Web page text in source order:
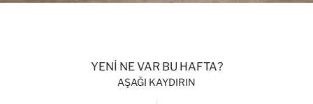
YENİ NE VAR BU HAFTA?
AŞAĞI KAYDIRIN